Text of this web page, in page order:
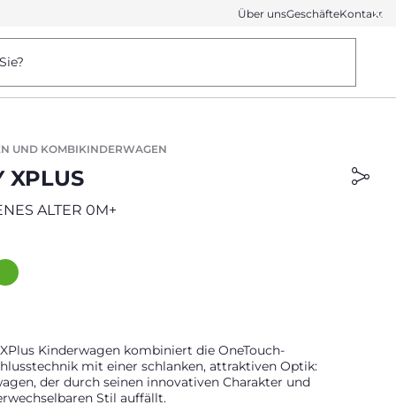
Über unsGeschäfteKontakt
UND KOMBIKINDERWAGEN
XPLUS
ALTER 0M+
Kinderwagen kombiniert die OneTouch-
mit einer schlanken, attraktiven Optik:
der durch seinen innovativen Charakter und
Stil auffällt.